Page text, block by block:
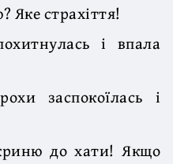
Яке страхіття!
і впала
заспокоїлась і
до хати! Якщо